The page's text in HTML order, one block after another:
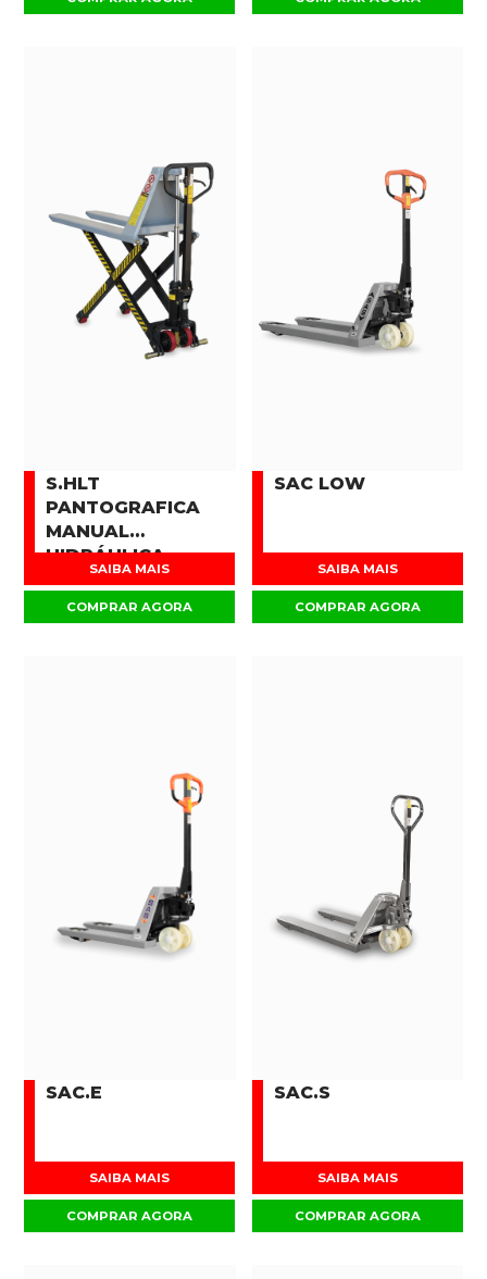
S.HLT
PANTOGRAFICA
MANUAL
HIDRÁULICA
SAIBA MAIS
COMPRAR AGORA
SAC LOW
SAIBA MAIS
COMPRAR AGORA
SAC.E
SAIBA MAIS
COMPRAR AGORA
SAC.S
SAIBA MAIS
COMPRAR AGORA